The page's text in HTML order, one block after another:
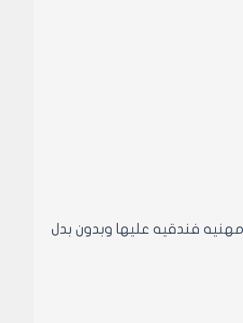
عقاريه رابعه لإنشاء مدرسه مهنيه فندقيه عليها وبدون بدل